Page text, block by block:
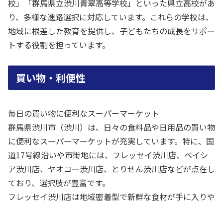
校」「群馬県立渋川青翠高等学校」といった県立高校があ
り、多様な進路選択に対応しています。これらの学校は、
地域に根差した教育を提供し、子どもたちの成長をサポー
トする役割を担っています。
買い物・利便性
毎日の買い物に便利なスーパーマーケット
群馬県渋川市（渋川）は、日々の食料品や日用品の買い物
に便利なスーパーマーケットが充実しています。特に、国
道17号線沿いや市街地には、フレッセイ渋川店、ベイシ
ア渋川店、ヤオコー渋川店、とりせん渋川店などが点在し
ており、選択肢が豊富です。
フレッセイ渋川店は地域密着型で新鮮な食材が手に入りや